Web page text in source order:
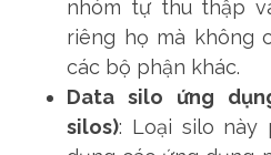
nhóm tự thu thập
riêng họ mà không
các bộ phận khác.
Data silo ứng
silos): Loại silo này